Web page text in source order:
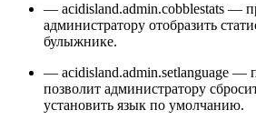
— acidisland.admin.cobblestats —
администратору отобразить
булыжнике.
— acidisland.admin.setlanguage —
позволит администратору
установить язык по умолчанию.